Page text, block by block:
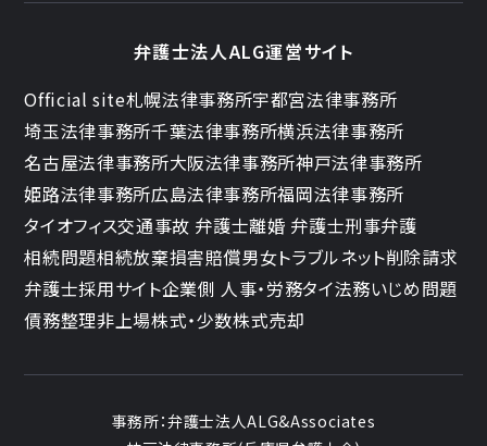
弁護士法人ALG運営サイト
Official site札幌法律事務所宇都宮法律事務所
埼玉法律事務所千葉法律事務所横浜法律事務所
名古屋法律事務所大阪法律事務所神戸法律事務所
姫路法律事務所広島法律事務所福岡法律事務所
タイオフィス交通事故 弁護士離婚 弁護士刑事弁護
相続問題相続放棄損害賠償男女トラブルネット削除請求
弁護士採用サイト企業側 人事・労務タイ法務いじめ問題
債務整理非上場株式・少数株式売却
事務所：弁護士法人ALG&Associates